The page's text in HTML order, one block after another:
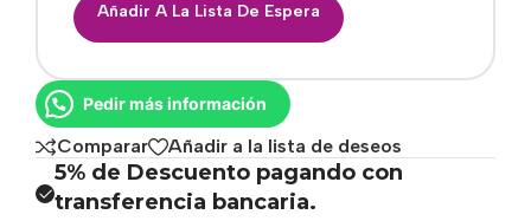
Añadir A La Lista De Espera
Pedir más información
Comparar Añadir a la lista de deseos
5% de Descuento pagando con
transferencia bancaria.